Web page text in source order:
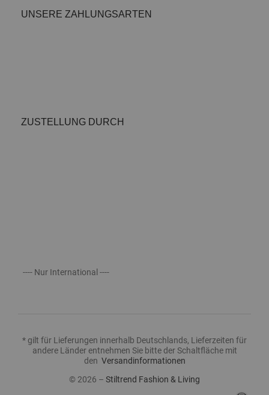
ZUSTELLUNG DURCH
---- Nur International ----
UNSERE ZAHLUNGSARTEN
* gilt für Lieferungen innerhalb Deutschlands, Lieferzeiten für
andere Länder entnehmen Sie bitte der Schaltfläche mit
den Versandinformationen
© 2026 – Stiltrend Fashion & Living